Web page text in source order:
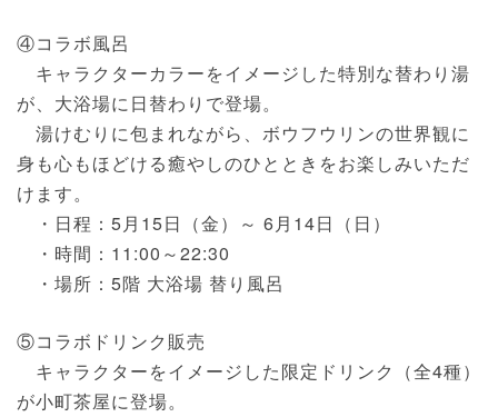
④コラボ風呂
キャラクターカラーをイメージした特別な替わり湯
が、大浴場に日替わりで登場。
湯けむりに包まれながら、ボウフウリンの世界観に
身も心もほどける癒やしのひとときをお楽しみいただ
けます。
・日程：5月15日（金）～ 6月14日（日）
・時間：11:00～22:30
・場所：5階 大浴場 替り風呂
⑤コラボドリンク販売
キャラクターをイメージした限定ドリンク（全4種）
が小町茶屋に登場。